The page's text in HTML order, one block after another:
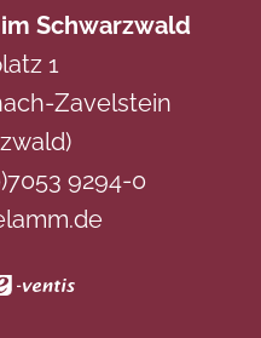
Schwarzwald
1
Zavelstein
9294-0